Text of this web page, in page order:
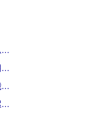
人在海外，如何顺畅玩国服？从《王者荣耀》到《云图计划》的加速器终极指南
在国外玩塔瑞斯世界加速器有用吗？海外玩家亲测后的真实答案
身在海外，用什么加速器玩逆战才能告别延迟？
海外党必看：解决王者荣耀延迟的加速器终极指南——从EVE到猫和老鼠，一个工具全搞定